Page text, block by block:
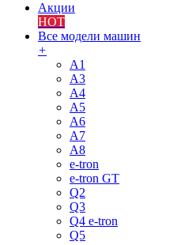
Акции
HOT
Все модели машин
+
A1
A3
A4
A5
A6
A7
A8
e-tron
e-tron GT
Q2
Q3
Q4 e-tron
Q5